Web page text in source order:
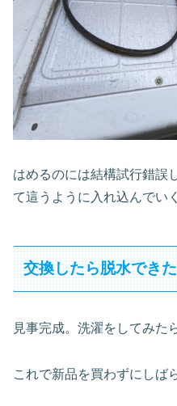
はめるのには結構試行錯誤
て這うように入れ込んでい
交換したら脱水できた
見事完成。洗濯をしてみた
これで新品を買わずにしば